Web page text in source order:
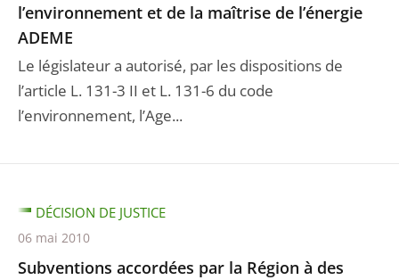
l’environnement et de la maîtrise de l’énergie
ADEME
Le législateur a autorisé, par les dispositions de
l’article L. 131-3 II et L. 131-6 du code
l’environnement, l’Age...
Subventions accordées par la Région à des
DÉCISION DE JUSTICE
06 mai 2010